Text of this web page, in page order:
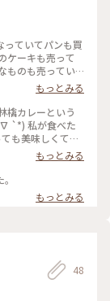
っていてパンも買
ケーキも売って
ものも売ってい
の樹 #わたしの街 #パン #林檎の樹もっとみる
檎カレーという
べた
も美味しくて食
もっとみる
もっとみる
48